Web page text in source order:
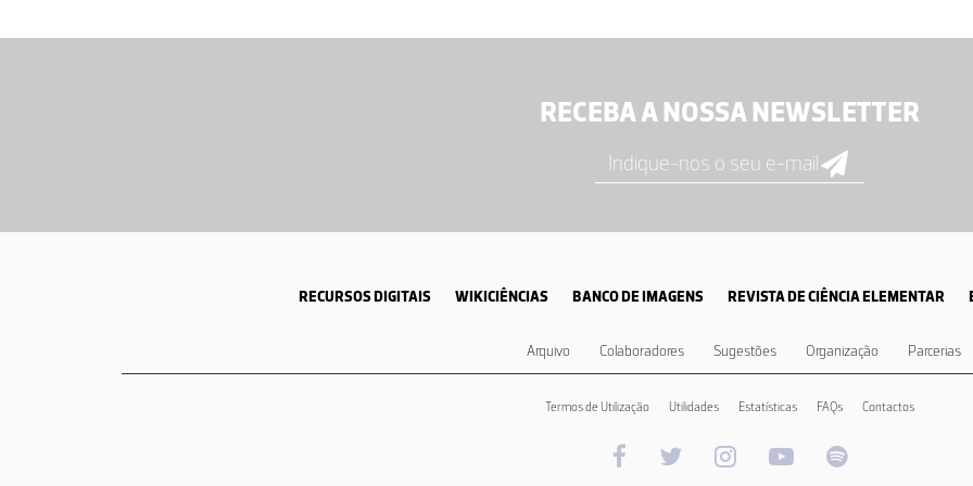
RECEBA A NOSSA NEWSLETTER
RECURSOS DIGITAIS WIKICIÊNCIAS BANCO DE IMAGENS REVISTA DE CIÊNCIA ELEMENTAR
Arquivo Colaboradores Sugestões Organização Parcerias
Termos de Utilização Utilidades Estatísticas FAQs Contactos